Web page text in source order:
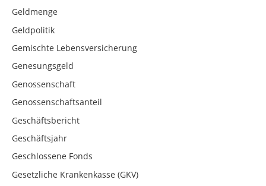
Geldmenge
Geldpolitik
Gemischte Lebensversicherung
Genesungsgeld
Genossenschaft
Genossenschaftsanteil
Geschäftsbericht
Geschäftsjahr
Geschlossene Fonds
Gesetzliche Krankenkasse (GKV)